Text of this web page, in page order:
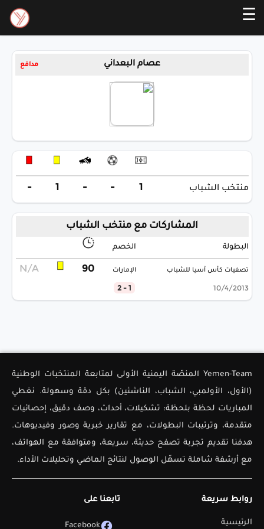
☰
عصام البعداني مدافع
منتخب الشباب 1
-
-
1
-
المشاركات مع منتخب الشباب
البطولة الخصم
تصفيات كأس آسيا للشباب
10/4/2013
الإمارات
1 - 2
90
N/A
Yemen-Team المنصّة اليمنية الأولى لمتابعة المنتخبات الوطنية
(الأول، الأولمبي، الشباب، الناشئين) بكل دقة وسهولة. نغطي
المباريات لحظة بلحظة: تشكيلات، أحداث، وصف دقيق، إحصائيات
متقدمة، وترتيبات البطولات، مع تقارير خبرية وصور وفيديوهات.
هدفنا تقديم تجربة تصفح حديثة، سريعة، ومتوافقة مع الهواتف،
مع أرشفة شاملة تسهّل الوصول لنتائج الماضي وتحليلات الأداء.
روابط سريعة
الرئيسية
تابعنا على
Facebook